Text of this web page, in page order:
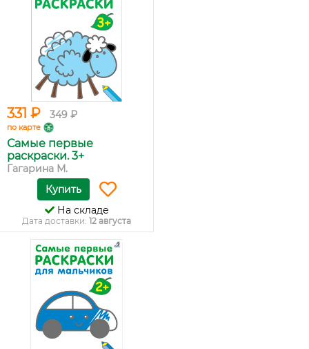
331 ₽ 349 ₽
по карте
Самые первые
раскраски. 3+
Гагарина М.
Купить
На складе
Дата доставки: 12 августа